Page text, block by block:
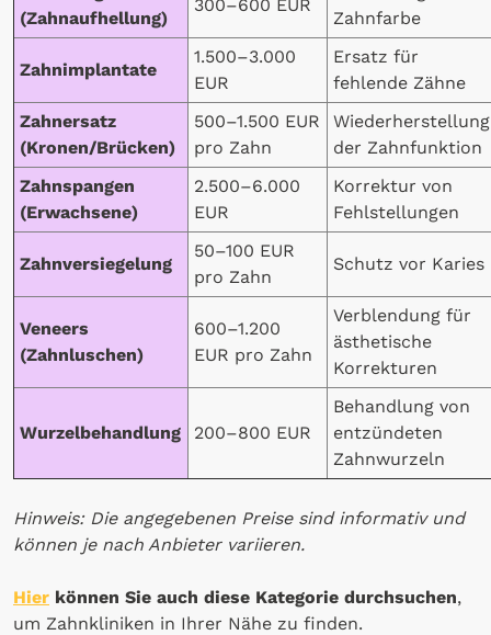
(Zahnaufhellung)
300–600 EUR
Zahnfarbe
Zahnimplantate
1.500–3.000
EUR
Ersatz für
fehlende Zähne
Zahnersatz
(Kronen/Brücken)
500–1.500 EUR
pro Zahn
Wiederherstellung
der Zahnfunktion
Zahnspangen
(Erwachsene)
2.500–6.000
EUR
Korrektur von
Fehlstellungen
Zahnversiegelung
50–100 EUR
pro Zahn
Schutz vor Karies
Veneers
(Zahnluschen)
600–1.200
EUR pro Zahn
Verblendung für
ästhetische
Korrekturen
Wurzelbehandlung 200–800 EUR
Behandlung von
entzündeten
Zahnwurzeln
Hinweis: Die angegebenen Preise sind informativ und
können je nach Anbieter variieren.
Hier können Sie auch diese Kategorie durchsuchen,
um Zahnkliniken in Ihrer Nähe zu finden.